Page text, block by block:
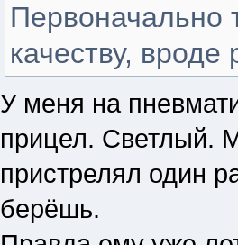
Первоначально
качеству, вроде
У меня на
прицел. Светлый.
пристрелял один
берёшь.